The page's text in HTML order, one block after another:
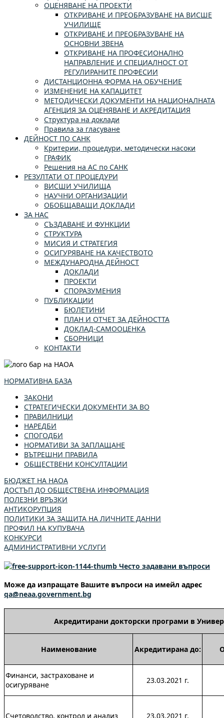
ОЦЕНЯВАНЕ НА ПРОЕКТИ
ОТКРИВАНЕ И ПРЕОБРАЗУВАНЕ НА ВИСШЕ
УЧИЛИЩЕ
ОТКРИВАНЕ И ПРЕОБРАЗУВАНЕ НА
ОСНОВНИ ЗВЕНА
ОТКРИВАНЕ НА ПРОФЕСИОНАЛНО
НАПРАВЛЕНИЕ И СПЕЦИАЛНОСТ ОТ
РЕГУЛИРАНИТЕ ПРОФЕСИИ
ДИСТАНЦИОННА ФОРМА НА ОБУЧЕНИЕ
ИЗМЕНЕНИЕ НА КАПАЦИТЕТ
МЕТОДИЧЕСКИ ДОКУМЕНТИ НА НАЦИОНАЛНАТА
АГЕНЦИЯ ЗА ОЦЕНЯВАНЕ И АКРЕДИТАЦИЯ
Структура на доклади
Правила за гласуване
ДЕЙНОСТ ПО САНК
Критерии, процедури, методически насоки
ГРАФИК
Решения на АС по САНК
РЕЗУЛТАТИ ОТ ПРОЦЕДУРИ
ВИСШИ УЧИЛИЩА
НАУЧНИ ОРГАНИЗАЦИИ
ОБОБЩАВАЩИ ДОКЛАДИ
ЗА НАС
СЪЗДАВАНЕ И ФУНКЦИИ
СТРУКТУРА
МИСИЯ И СТРАТЕГИЯ
ОСИГУРЯВАНЕ НА КАЧЕСТВОТО
МЕЖДУНАРОДНА ДЕЙНОСТ
ДОКЛАДИ
ПРОЕКТИ
СПОРАЗУМЕНИЯ
ПУБЛИКАЦИИ
БЮЛЕТИНИ
ПЛАН И ОТЧЕТ ЗА ДЕЙНОСТТА
ДОКЛАД-САМООЦЕНКА
СБОРНИЦИ
КОНТАКТИ
НОРМАТИВНА БАЗА
ЗАКОНИ
СТРАТЕГИЧЕСКИ ДОКУМЕНТИ ЗА ВО
ПРАВИЛНИЦИ
НАРЕДБИ
СПОГОДБИ
НОРМАТИВИ ЗА ЗАПЛАЩАНЕ
ВЪТРЕШНИ ПРАВИЛА
ОБЩЕСТВЕНИ КОНСУЛТАЦИИ
БЮДЖЕТ НА НАОА
ДОСТЪП ДО ОБЩЕСТВЕНА ИНФОРМАЦИЯ
ПОЛЕЗНИ ВРЪЗКИ
АНТИКОРУПЦИЯ
ПОЛИТИКИ ЗА ЗАЩИТА НА ЛИЧНИТЕ ДАННИ
ПРОФИЛ НА КУПУВАЧА
КОНКУРСИ
АДМИНИСТРАТИВНИ УСЛУГИ
Често задавани въпроси
Може да изпращате Вашите въпроси на имейл адрес
qa@neaa.government.bg
Акредитирани докторски програми в
Наименование Акредитирана до:
Финанси, застраховане и
осигуряване
23.03.2021 г.
Счетоводство, контрол и анализ 23.03.2021 г.